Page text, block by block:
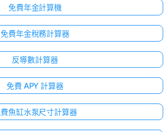
免費年金計算機
免費年金稅務計算器
反導數計算器
免費 APY 計算器
魚缸水泵尺寸計算器